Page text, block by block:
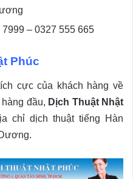
– 0327 555 665
Phúc
cực của khách hàng về
đầu, Dịch Thuật Nhật
chỉ dịch thuật tiếng Hàn